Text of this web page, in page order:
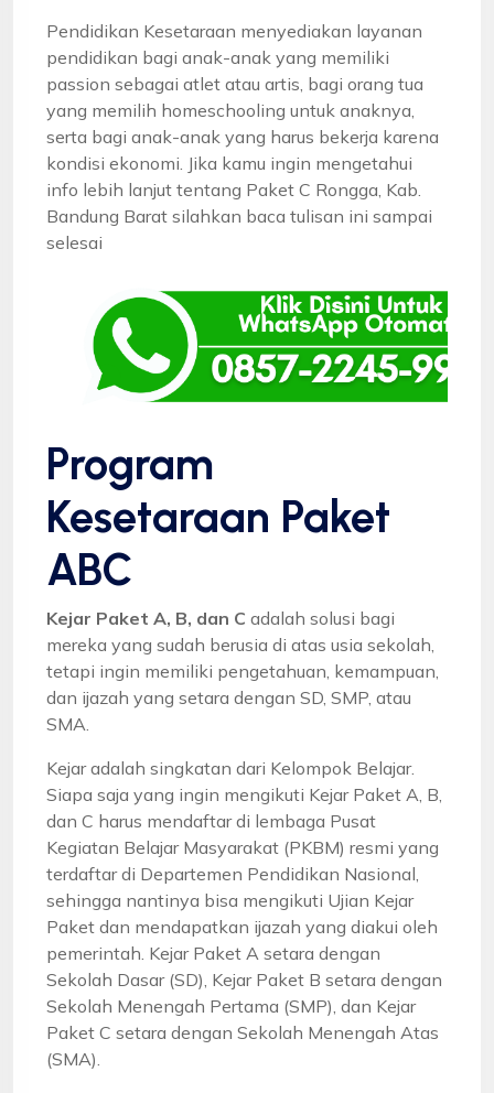
Pendidikan Kesetaraan menyediakan layanan
pendidikan bagi anak-anak yang memiliki
passion sebagai atlet atau artis, bagi orang tua
yang memilih homeschooling untuk anaknya,
serta bagi anak-anak yang harus bekerja karena
kondisi ekonomi. Jika kamu ingin mengetahui
info lebih lanjut tentang Paket C Rongga, Kab.
Bandung Barat silahkan baca tulisan ini sampai
selesai
Program
Kesetaraan Paket
ABC
Kejar Paket A, B, dan C adalah solusi bagi
mereka yang sudah berusia di atas usia sekolah,
tetapi ingin memiliki pengetahuan, kemampuan,
dan ijazah yang setara dengan SD, SMP, atau
SMA.
Kejar adalah singkatan dari Kelompok Belajar.
Siapa saja yang ingin mengikuti Kejar Paket A, B,
dan C harus mendaftar di lembaga Pusat
Kegiatan Belajar Masyarakat (PKBM) resmi yang
terdaftar di Departemen Pendidikan Nasional,
sehingga nantinya bisa mengikuti Ujian Kejar
Paket dan mendapatkan ijazah yang diakui oleh
pemerintah. Kejar Paket A setara dengan
Sekolah Dasar (SD), Kejar Paket B setara dengan
Sekolah Menengah Pertama (SMP), dan Kejar
Paket C setara dengan Sekolah Menengah Atas
(SMA).